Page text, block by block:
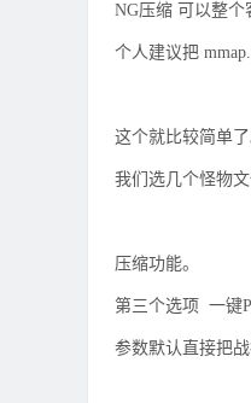
NG压缩 可以整个
个人建议把
这个就比较简单
我们选几个怪物
压缩功能。
第三个选项 一键
参数默认直接把